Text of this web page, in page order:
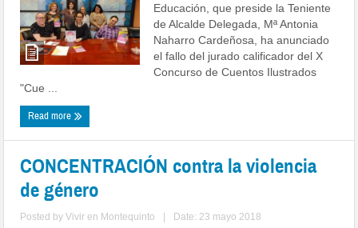
Educación, que preside la Teniente
de Alcalde Delegada, Mª Antonia
Naharro Cardeñosa, ha anunciado
el fallo del jurado calificador del X
Concurso de Cuentos Ilustrados
"Cue ...
Read more
CONCENTRACIÓN contra la violencia
de género
Posted byVivir en Montequinto Date: 23 mayo 2018